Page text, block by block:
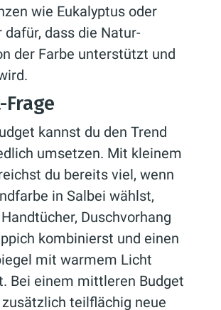
wie Eukalyptus oder
dafür, dass die Natur-
der Farbe unterstützt und
kannst du den Trend
umsetzen. Mit kleinem
du bereits viel, wenn
in Salbei wählst,
Duschvorhang
kombinierst und einen
mit warmem Licht
Bei einem mittleren Budget
teilflächig neue